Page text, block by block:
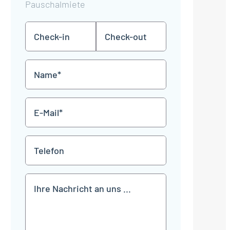
Pauschalmiete
in
TT
Punkt
MM
JJJJ
TT
Punkt
MM
Mail
*